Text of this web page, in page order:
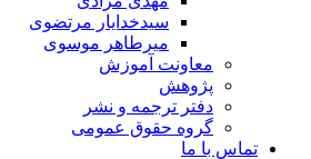
سیدخدایار مرتضوی
میرطاهر موسوی
معاونت آموزش
پژوهش
دفتر ترجمه و نشر
گروه حقوق عمومی
تماس با ما